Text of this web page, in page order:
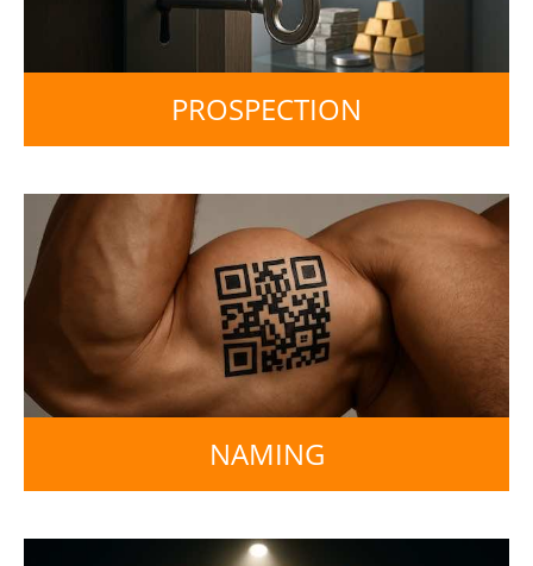
PROSPECTION
NAMING